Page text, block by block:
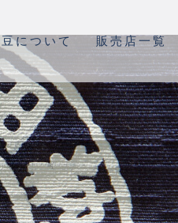
について 販売店一覧